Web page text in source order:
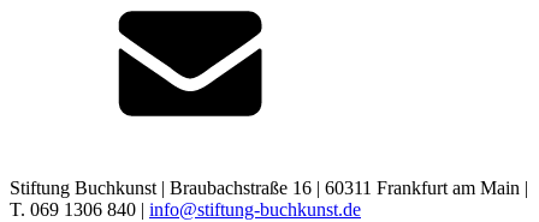
Stiftung Buchkunst | Braubachstraße 16 | 60311 Frankfurt am Main |
T. 069 1306 840 | info@stiftung-buchkunst.de